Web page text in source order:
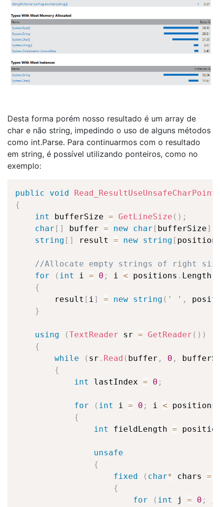
Desta forma porém nosso resultado é um array de
char e não string, impedindo o uso de alguns métodos
como int.Parse. Para continuarmos com o resultado
em string, é possível utilizando ponteiros, como no
exemplo:
public void
{
int
bufferSize = GetLineSize ( ) ;
char [ ] buffer = new char [ bufferSize]
string [ ] result = new string [
//Allocate empty strings of right
for
( int i = 0 ; i < positions . Length
{
        result
[ i] = new string ( ' ' ,
}
using (TextReader sr = GetReader ( ) )
{
while
( sr . Read ( buffer , 0 ,
{
int
lastIndex = 0 ;
for ( int i = 0 ; i < positions
{
int
fieldLength =
unsafe
{
fixed
( char* chars =
{
for
( int j = 0 ;